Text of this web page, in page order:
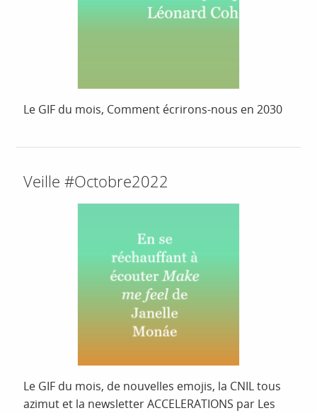
Le GIF du mois, Comment écrirons-nous en 2030
Veille #Octobre2022
Le GIF du mois, de nouvelles emojis, la CNIL tous
azimut et la newsletter ACCELERATIONS par Les